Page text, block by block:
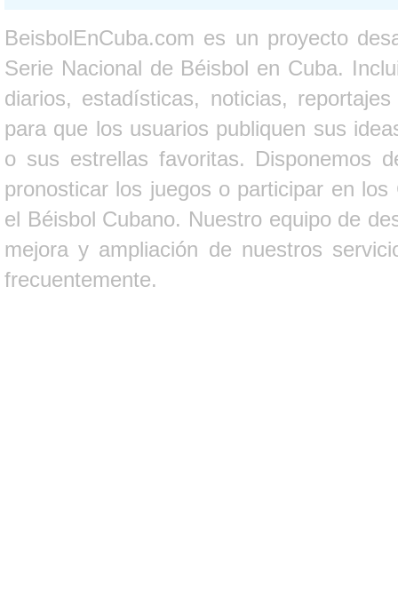
BeisbolEnCuba.com es un proyecto
Serie Nacional de Béisbol en Cuba.
diarios, estadísticas, noticias,
para que los usuarios publiquen sus
o sus estrellas favoritas. Disponemos
pronosticar los juegos o participar en
el Béisbol Cubano. Nuestro equipo de
mejora y ampliación de nuestros
frecuentemente.